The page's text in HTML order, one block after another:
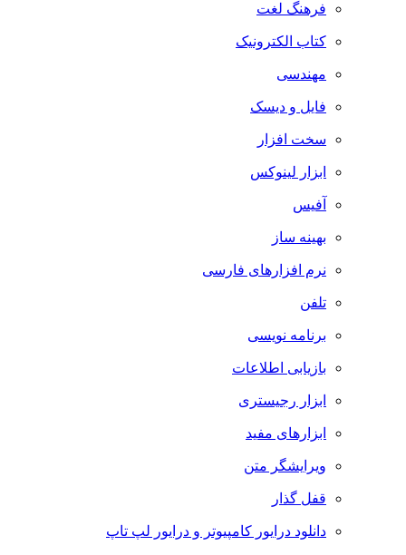
فرهنگ لغت
کتاب الکترونیک
مهندسی
فایل و دیسک
سخت افزار
ابزار لینوکس
آفیس
بهینه ساز
نرم افزارهای فارسی
تلفن
برنامه نویسی
بازیابی اطلاعات
ابزار رجیستری
ابزارهای مفید
ویرایشگر متن
قفل گذار
دانلود درایور کامپیوتر و درایور لپ تاپ